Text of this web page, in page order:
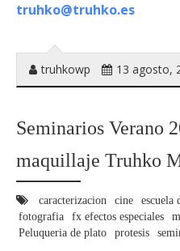
truhko@truhko.es
truhkowp 13 agosto,
Seminarios Verano
maquillaje Truhko
caracterizacion cine
escuela
fotografia
fx efectos especiales
Peluqueria de plato
protesis